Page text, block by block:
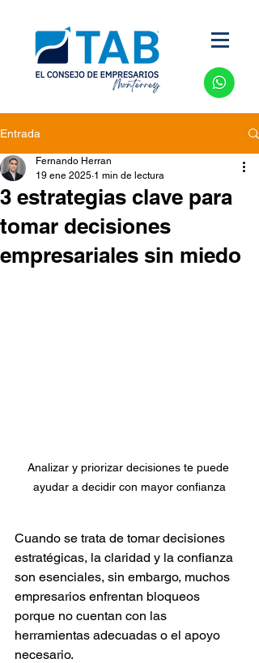
Entrada
3 estrategias clave para
tomar decisiones
empresariales sin miedo
Fernando Herran
19 ene 2025 1 min de lectura
Analizar y priorizar decisiones te puede
ayudar a decidir con mayor confianza
Cuando se trata de tomar decisiones
estratégicas, la claridad y la confianza
son esenciales, sin embargo, muchos
empresarios enfrentan bloqueos
porque no cuentan con las
herramientas adecuadas o el apoyo
necesario.